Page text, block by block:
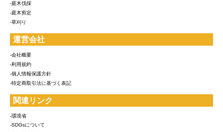
-庭木伐採
-庭木剪定
-草刈り
運営会社
-会社概要
-利用規約
-個人情報保護方針
-特定商取引法に基づく表記
関連リンク
-環境省
-SDGsについて